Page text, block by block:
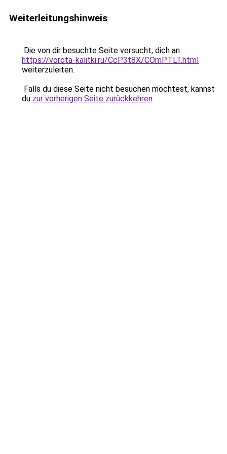
Weiterleitungshinweis
Die von dir besuchte Seite versucht, dich an
https://vorota-kalitki.ru/CcP3t8X/COmPTLT.html
weiterzuleiten.
Falls du diese Seite nicht besuchen möchtest, kannst
du zur vorherigen Seite zurückkehren.